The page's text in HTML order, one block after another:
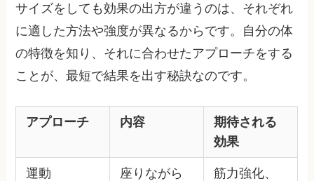
サイズをしても効果の出方が違うのは、それぞれ
に適した方法や強度が異なるからです。自分の体
の特徴を知り、それに合わせたアプローチをする
ことが、最短で結果を出す秘訣なのです。
アプローチ 内容
期待される
効果
運動
座りながら
筋力強化、